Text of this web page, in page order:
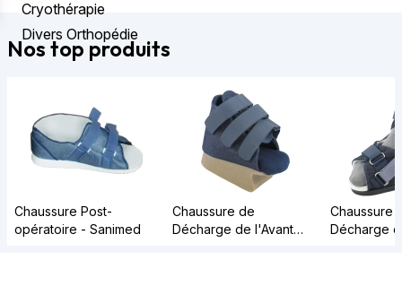
Cryothérapie
Divers Orthopédie
Nos top produits
Chaussure Post-
opératoire - Sanimed
Chaussure de
Décharge de l'Avant
Chaussure
Décharge